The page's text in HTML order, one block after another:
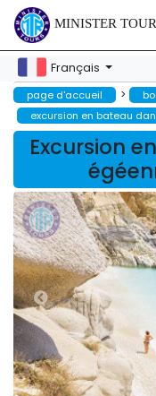
MINISTER
Français
page d'accueil >
excursion en bateau
Excursion